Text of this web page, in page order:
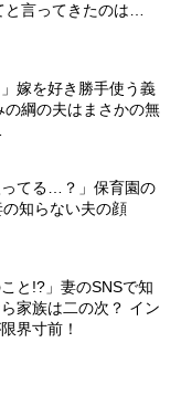
言ってきたのは…
嫁を好き勝手使う義
綱の夫はまさかの無
ってる…？」保育園の
知らない夫の顔
と!?」妻のSNSで知
家族は二の次？ イン
界寸前！